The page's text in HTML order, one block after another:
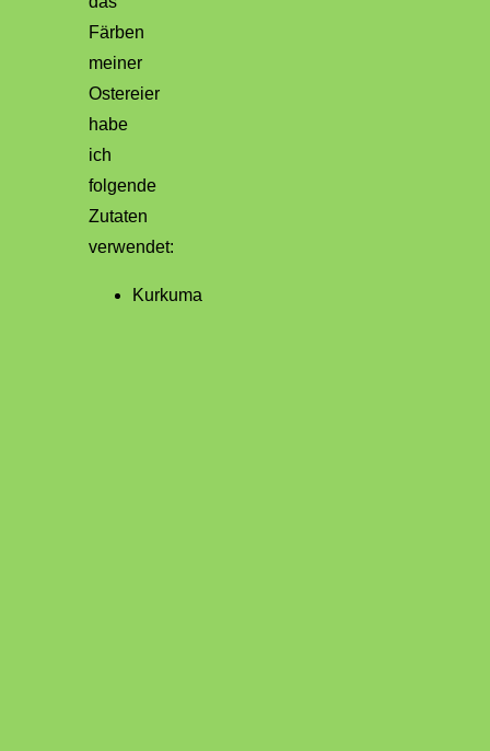
Färben
meiner
Ostereier
habe
ich
folgende
Zutaten
verwendet:
Kurkuma